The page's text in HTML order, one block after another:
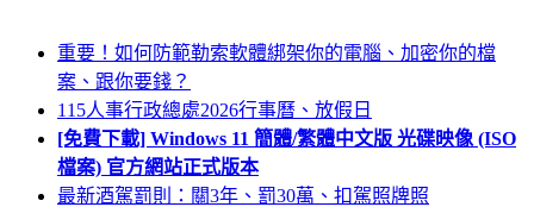
重要！如何防範勒索軟體綁架你的電腦、加密你的檔
案、跟你要錢？
115人事行政總處2026行事曆、放假日
[免費下載] Windows 11 簡體/繁體中文版 光碟映像 (ISO
檔案) 官方網站正式版本
最新酒駕罰則：關3年、罰30萬、扣駕照牌照